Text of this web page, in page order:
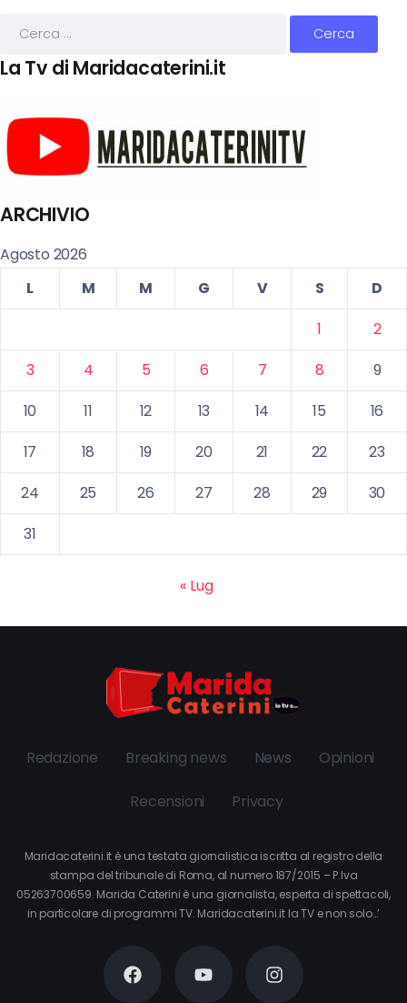
La Tv di Maridacaterini.it
ARCHIVIO
Agosto 2026
L
M M G V S
D
1
2
3
4 5 6 7 8
9
10
11 12 13 14 15
16
17
18 19 20 21 22
23
24
25 26 27 28 29
30
31
« Lug
Redazione Breaking news News Opinioni
Recensioni Privacy
Maridacaterini.it è una testata giornalistica iscritta al registro della
stampa del tribunale di Roma, al numero 187/2015 – P.Iva
05263700659. Marida Caterini è una giornalista, esperta di spettacoli,
in particolare di programmi TV. Maridacaterini.it la TV e non solo…’